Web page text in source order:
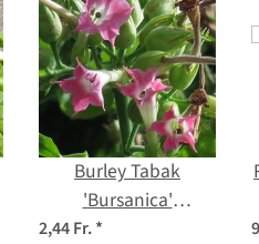
Burley Tabak
'Bursanica'
(Nicotiana tabacum)
2,44 Fr.*